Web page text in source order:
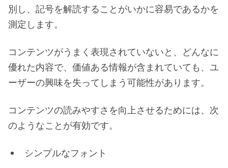
別し、記号を解読することがいかに容易であるかを
測定します。
コンテンツがうまく表現されていないと、どんなに
優れた内容で、価値ある情報が含まれていても、ユ
ーザーの興味を失ってしまう可能性があります。
コンテンツの読みやすさを向上させるためには、次
のようなことが有効です。
シンプルなフォント